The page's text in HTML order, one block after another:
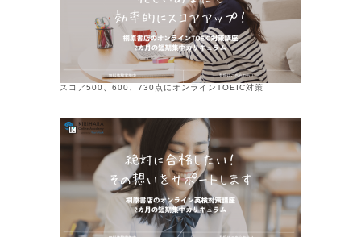
スコア500、600、730点にオンラインTOEIC対策